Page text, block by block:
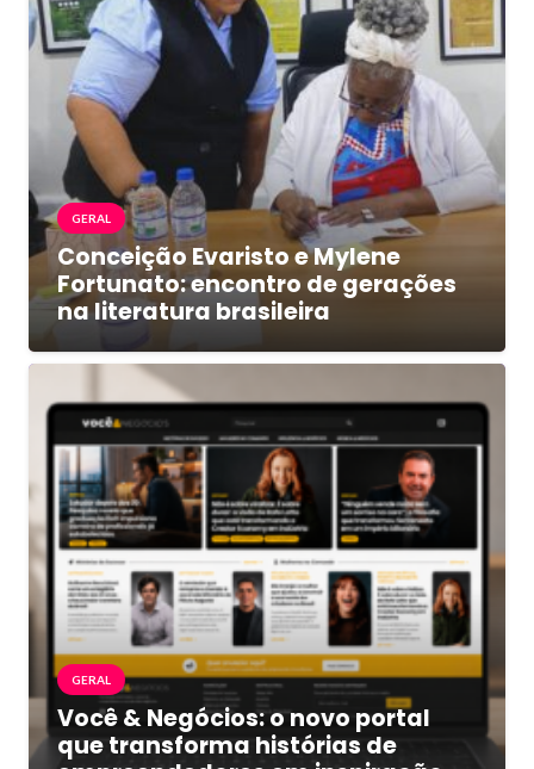
GERAL
Conceição Evaristo e Mylene
Fortunato: encontro de gerações
na literatura brasileira
GERAL
Você & Negócios: o novo portal
que transforma histórias de